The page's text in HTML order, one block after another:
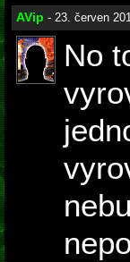
AVip - 23. červen
No